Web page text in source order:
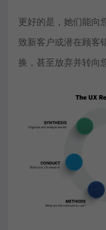
更好的是，她们能向
致新客户或潜在顾客
换，甚至放弃并转向